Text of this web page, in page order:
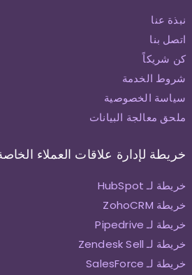
نبذة عنا
اتصل بنا
كن شريكاً
شروط الخدمة
سياسة الخصوصية
ملحق معالجة البيانات
خريطة لإدارة علاقات العملاء
خريطة لـ HubSpot
خريطة ZohoCRM
خريطة لـ Pipedrive
خريطة لـ Zendesk Sell
خريطة لـ SalesForce